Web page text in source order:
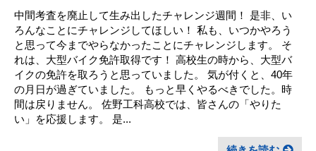
中間考査を廃止して生み出したチャレンジ週間！ 是非、い
ろんなことにチャレンジしてほしい！ 私も、いつかやろう
と思って今までやらなかったことにチャレンジします。 そ
れは、大型バイク免許取得です！ 高校生の時から、大型バ
イクの免許を取ろうと思っていました。 気が付くと、40年
の月日が過ぎていました。 もっと早くやるべきでした。時
間は戻りません。 佐野工科高校では、皆さんの「やりた
い」を応援します。 是...